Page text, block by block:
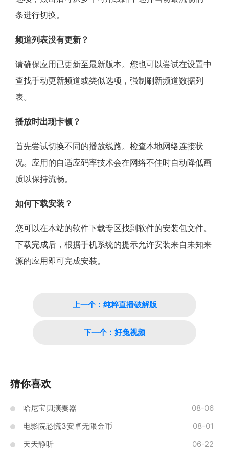
条进行切换。
频道列表没有更新？
请确保应用已更新至最新版本。您也可以尝试在设置中
查找手动更新频道或类似选项，强制刷新频道数据列
表。
播放时出现卡顿？
首先尝试切换不同的播放线路。检查本地网络连接状
况。应用的自适应码率技术会在网络不佳时自动降低画
质以保持流畅。
如何下载安装？
您可以在本站的软件下载专区找到软件的安装包文件。
下载完成后，根据手机系统的提示允许安装来自未知来
源的应用即可完成安装。
上一个：纯粹直播破解版
下一个：好兔视频
猜你喜欢
哈尼宝贝演奏器
08-06
电影院恐慌3安卓无限金币
08-01
天天静听
06-22